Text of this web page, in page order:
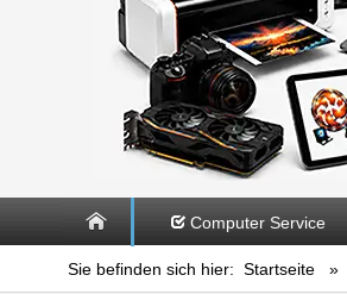
Computer Service
Sie befinden sich hier: Startseite »